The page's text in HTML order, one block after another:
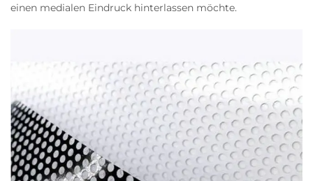
einen medialen Eindruck hinterlassen möchte.